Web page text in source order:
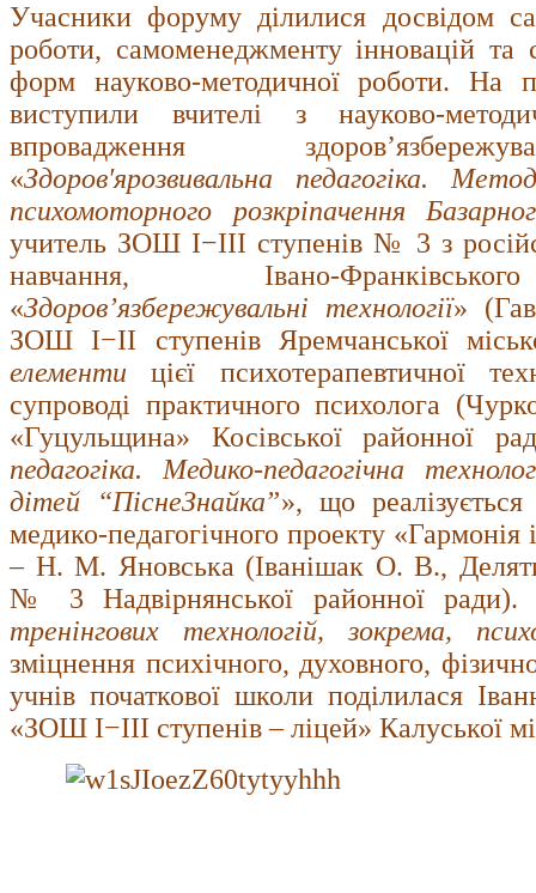
Учасники форуму ділилися досвідом
роботи, самоменеджменту інновацій
форм науково-методичної роботи. На
виступили вчителі з науково-
впровадження
«Здоров′ярозвивальна педагогіка.
психомоторного розкріпачення
учитель ЗОШ I−III ступенів № 3 з
навчання, Івано-
«Здоров’язбережувальні технології»
ЗОШ І−ІІ ступенів Яремчанської
елементицієї психотерапевтичної
супроводі практичного психолога
«Гуцульщина» Косівської районної
педагогіка. Медико-педагогічна
дітей “ПіснеЗнайкаˮ», що
медико-педагогічного проекту «Гармонія
– Н. М. Яновська (Іванішак О. В.,
№ 3 Надвірнянської районної ради).
тренінгових технологій, зокрема,
зміцнення психічного, духовного,
учнів початкової школи поділилася
«ЗОШ І−ІІІ ступенів – ліцей» Калуської